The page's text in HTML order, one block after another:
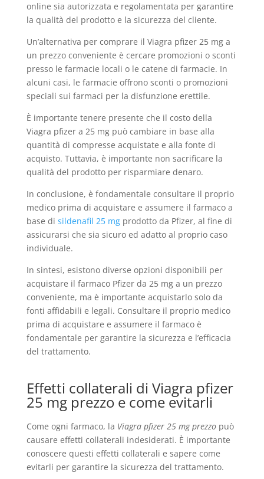
online sia autorizzata e regolamentata per garantire
la qualità del prodotto e la sicurezza del cliente.
Un’alternativa per comprare il Viagra pfizer 25 mg a
un prezzo conveniente è cercare promozioni o sconti
presso le farmacie locali o le catene di farmacie. In
alcuni casi, le farmacie offrono sconti o promozioni
speciali sui farmaci per la disfunzione erettile.
È importante tenere presente che il costo della
Viagra pfizer a 25 mg può cambiare in base alla
quantità di compresse acquistate e alla fonte di
acquisto. Tuttavia, è importante non sacrificare la
qualità del prodotto per risparmiare denaro.
In conclusione, è fondamentale consultare il proprio
medico prima di acquistare e assumere il farmaco a
base di sildenafil 25 mgprodotto da Pfizer, al fine di
assicurarsi che sia sicuro ed adatto al proprio caso
individuale.
In sintesi, esistono diverse opzioni disponibili per
acquistare il farmaco Pfizer da 25 mg a un prezzo
conveniente, ma è importante acquistarlo solo da
fonti affidabili e legali. Consultare il proprio medico
prima di acquistare e assumere il farmaco è
fondamentale per garantire la sicurezza e l’efficacia
del trattamento.
Effetti collaterali di Viagra pfizer
25 mg prezzo e come evitarli
Come ogni farmaco, la Viagra pfizer 25 mg prezzopuò
causare effetti collaterali indesiderati. È importante
conoscere questi effetti collaterali e sapere come
evitarli per garantire la sicurezza del trattamento.